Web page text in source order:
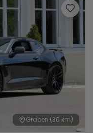
Graben (36 km)